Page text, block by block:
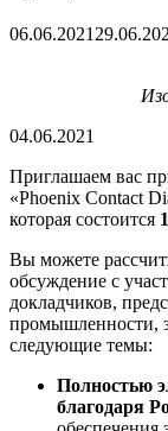
06.06.2021
04.06.2021
Приглашаем вас
«Phoenix Contact
которая состоится
Вы можете
обсуждение с
докладчиков,
промышленности,
следующие темы:
Полностью
благодаря